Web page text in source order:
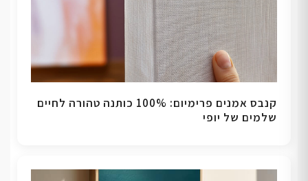
קנבס אמנים פרימיום: 100% כותנה טהורה לחיים
שלמים של יופי